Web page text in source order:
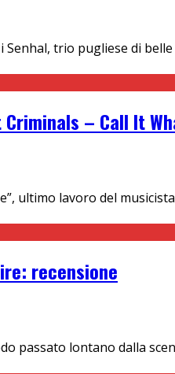
Senhal, trio pugliese di
– Call It
ultimo lavoro del
recensione
passato lontano dalla